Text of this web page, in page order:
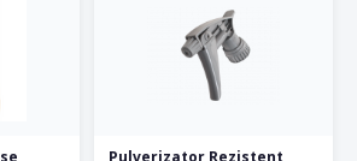
Pulverizator Rezistent